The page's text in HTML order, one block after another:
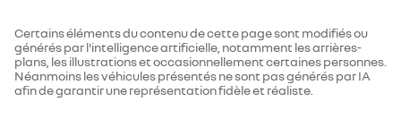
Certains éléments du contenu de cette page sont modifiés ou
générés par l'intelligence artificielle, notamment les arrières-
plans, les illustrations et occasionnellement certaines personnes.
Néanmoins les véhicules présentés ne sont pas générés par IA
afin de garantir une représentation fidèle et réaliste.